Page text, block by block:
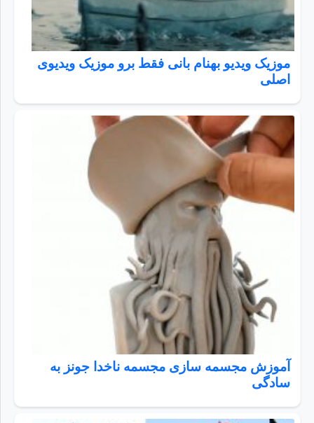
موزیک ویدیو بهنام بانی فقط برو موزیک ویدیوی
اصلی
آموزش مجسمه سازی مجسمه ناخدا جونز به
سادگی